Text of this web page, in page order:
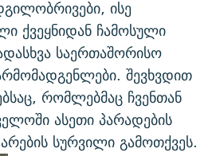
ისე
ქვეყნიდან ჩამოსული
საერთაშორისო
შევხვდით
რომლებმაც ჩვენთან
ასეთი პარადების
სურვილი გამოთქვეს.